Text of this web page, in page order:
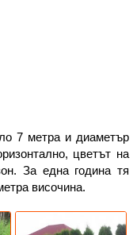
7 метра и диаметър
цветът на
За една година тя
височина.